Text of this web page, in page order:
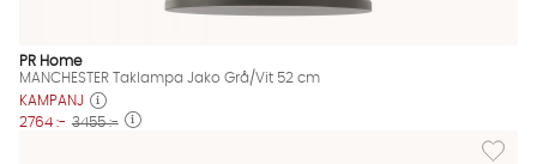
PR Home
MANCHESTER Taklampa Jako Grå/Vit 52 cm
KAMPANJ
2764 :- 3455 :-
Lägg